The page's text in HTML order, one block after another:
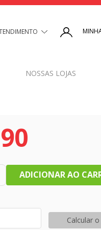
NOSSAS LOJAS
90
ADICIONAR AO
Calcular